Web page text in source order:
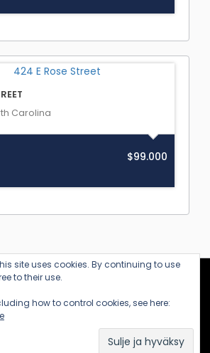
Carolina
$99.000
site uses cookies. By continuing to use
to their use.
how to control cookies, see here: